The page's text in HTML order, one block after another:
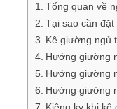
Tổng quan về
Tại sao cần
Kê giường ngủ
Hướng giường
Hướng giường
Hướng giường